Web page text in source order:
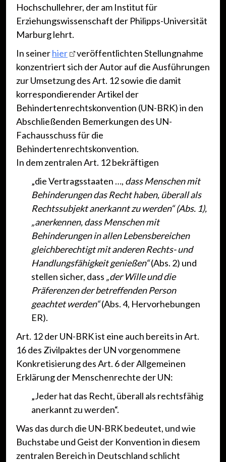
Hochschullehrer, der am Institut für
Erziehungswissenschaft der Philipps-Universität
Marburg lehrt.
In seinerhier
veröffentlichten Stellungnahme
konzentriert sich der Autor auf die Ausführungen
zur Umsetzung des Art. 12 sowie die damit
korrespondierender Artikel der
Behindertenrechtskonvention (UN-BRK) in den
Abschließenden Bemerkungen des UN-
Fachausschuss für die
Behindertenrechtskonvention.
In dem zentralen Art. 12 bekräftigen
„die Vertragsstaaten …, dass Menschen mit
Behinderungen das Recht haben, überall als
Rechtssubjekt anerkannt zu werden“ (Abs. 1),
„anerkennen, dass Menschen mit
Behinderungen in allen Lebensbereichen
gleichberechtigt mit anderen Rechts- und
Handlungsfähigkeit genießen“(Abs. 2) und
stellen sicher, dass „der Wille und die
Präferenzen der betreffenden Person
geachtet werden“(Abs. 4, Hervorhebungen
ER).
Art. 12 der UN-BRK ist eine auch bereits in Art.
16 des Zivilpaktes der UN vorgenommene
Konkretisierung des Art. 6 der Allgemeinen
Erklärung der Menschenrechte der UN:
„Jeder hat das Recht, überall als rechtsfähig
anerkannt zu werden“.
Was das durch die UN-BRK bedeutet, und wie
Buchstabe und Geist der Konvention in diesem
zentralen Bereich in Deutschland schlicht